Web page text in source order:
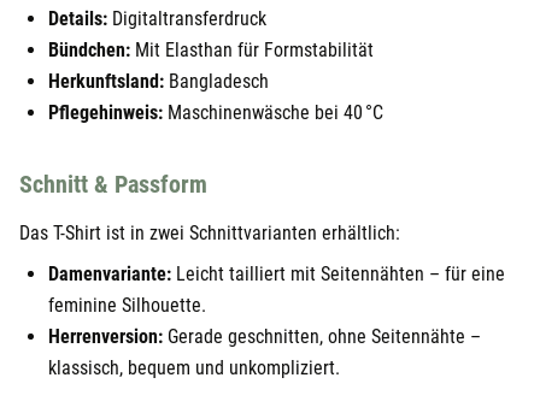
Details: Digitaltransferdruck
Bündchen: Mit Elasthan für Formstabilität
Herkunftsland: Bangladesch
Pflegehinweis: Maschinenwäsche bei 40 °C
Schnitt & Passform
Das T-Shirt ist in zwei Schnittvarianten erhältlich:
Damenvariante: Leicht tailliert mit Seitennähten – für eine
feminine Silhouette.
Herrenversion: Gerade geschnitten, ohne Seitennähte –
klassisch, bequem und unkompliziert.